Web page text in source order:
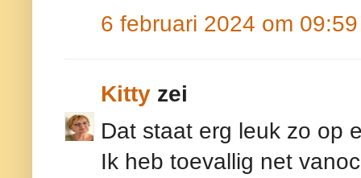
6 februari 2024 om 09:59
Kitty zei
Dat staat erg leuk zo op
Ik heb toevallig net